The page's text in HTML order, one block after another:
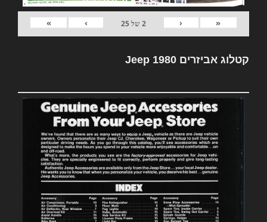
«
‹
2של25
›
»
קטלוג אביזרים Jeep 1980